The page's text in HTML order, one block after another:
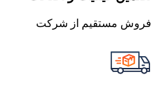
فروش مستقیم از شرکت